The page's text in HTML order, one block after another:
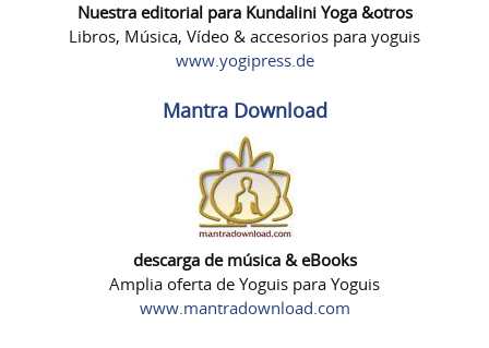
Nuestra editorial para Kundalini Yoga &otros
Libros, Música, Vídeo & accesorios para yoguis
www.yogipress.de
Mantra Download
descarga de música & eBooks
Amplia oferta de Yoguis para Yoguis
www.mantradownload.com